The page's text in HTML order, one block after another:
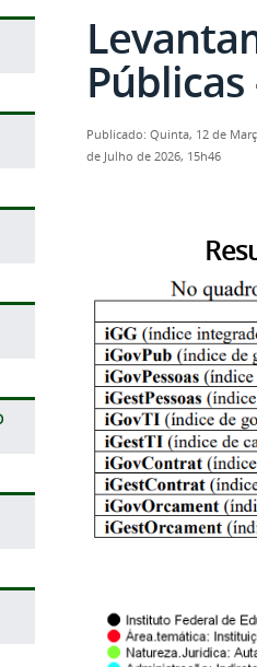
Públicas
Publicado: Quinta, 12 de
de Julho de 2026, 15h46
Resumo